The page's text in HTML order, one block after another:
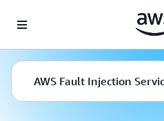
AWS Fault Injection